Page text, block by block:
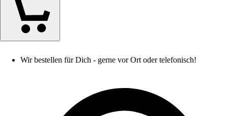
Wir bestellen für Dich - gerne vor Ort oder telefonisch!